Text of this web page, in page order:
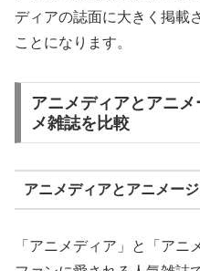
ディアの誌面に大きく掲載
ことになります。
アニメディアとアニ
メ雑誌を比較
アニメディアとアニメー
「アニメディア」と「アニ